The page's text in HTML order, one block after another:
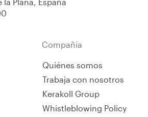
Compañía
Quiénes somos
Trabaja con nosotros
Kerakoll Group
Whistleblowing Policy